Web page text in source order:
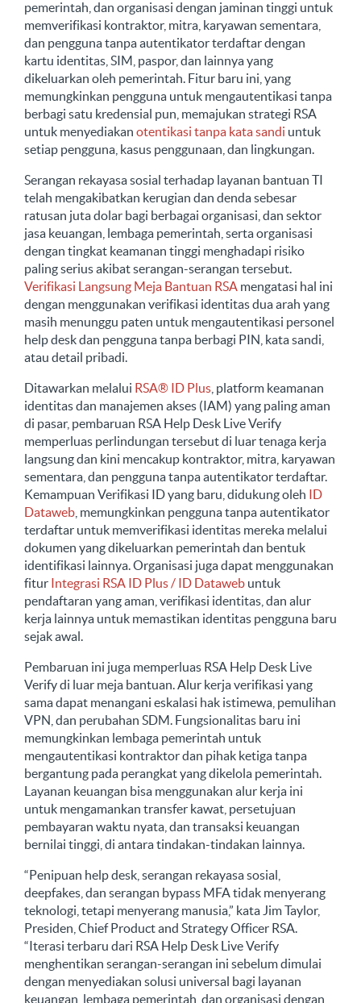
pemerintah, dan organisasi dengan jaminan tinggi untuk
memverifikasi kontraktor, mitra, karyawan sementara,
dan pengguna tanpa autentikator terdaftar dengan
kartu identitas, SIM, paspor, dan lainnya yang
dikeluarkan oleh pemerintah. Fitur baru ini, yang
memungkinkan pengguna untuk mengautentikasi tanpa
berbagi satu kredensial pun, memajukan strategi RSA
untuk menyediakan otentikasi tanpa kata sandi untuk
setiap pengguna, kasus penggunaan, dan lingkungan.
Serangan rekayasa sosial terhadap layanan bantuan TI
telah mengakibatkan kerugian dan denda sebesar
ratusan juta dolar bagi berbagai organisasi, dan sektor
jasa keuangan, lembaga pemerintah, serta organisasi
dengan tingkat keamanan tinggi menghadapi risiko
paling serius akibat serangan-serangan tersebut.
Verifikasi Langsung Meja Bantuan RSA mengatasi hal ini
dengan menggunakan verifikasi identitas dua arah yang
masih menunggu paten untuk mengautentikasi personel
help desk dan pengguna tanpa berbagi PIN, kata sandi,
atau detail pribadi.
Ditawarkan melalui RSA® ID Plus , platform keamanan
identitas dan manajemen akses (IAM) yang paling aman
di pasar, pembaruan RSA Help Desk Live Verify
memperluas perlindungan tersebut di luar tenaga kerja
langsung dan kini mencakup kontraktor, mitra, karyawan
sementara, dan pengguna tanpa autentikator terdaftar.
Kemampuan Verifikasi ID yang baru, didukung oleh ID
Dataweb , memungkinkan pengguna tanpa autentikator
terdaftar untuk memverifikasi identitas mereka melalui
dokumen yang dikeluarkan pemerintah dan bentuk
identifikasi lainnya. Organisasi juga dapat menggunakan
fitur Integrasi RSA ID Plus / ID Dataweb untuk
pendaftaran yang aman, verifikasi identitas, dan alur
kerja lainnya untuk memastikan identitas pengguna baru
sejak awal.
Pembaruan ini juga memperluas RSA Help Desk Live
Verify di luar meja bantuan. Alur kerja verifikasi yang
sama dapat menangani eskalasi hak istimewa, pemulihan
VPN, dan perubahan SDM. Fungsionalitas baru ini
memungkinkan lembaga pemerintah untuk
mengautentikasi kontraktor dan pihak ketiga tanpa
bergantung pada perangkat yang dikelola pemerintah.
Layanan keuangan bisa menggunakan alur kerja ini
untuk mengamankan transfer kawat, persetujuan
pembayaran waktu nyata, dan transaksi keuangan
bernilai tinggi, di antara tindakan-tindakan lainnya.
“Penipuan help desk, serangan rekayasa sosial,
deepfakes, dan serangan bypass MFA tidak menyerang
teknologi, tetapi menyerang manusia,” kata Jim Taylor,
Presiden, Chief Product and Strategy Officer RSA.
“Iterasi terbaru dari RSA Help Desk Live Verify
menghentikan serangan-serangan ini sebelum dimulai
dengan menyediakan solusi universal bagi layanan
keuangan, lembaga pemerintah, dan organisasi dengan